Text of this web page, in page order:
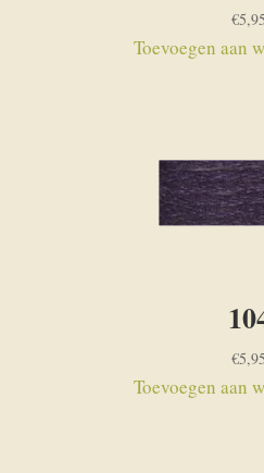
€5,95
Toevoegen aan
€5,95
Toevoegen aan